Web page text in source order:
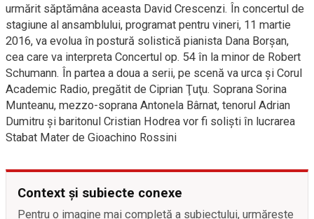
urmărit săptămâna aceasta David Crescenzi. În concertul de
stagiune al ansamblului, programat pentru vineri, 11 martie
2016, va evolua în postură solistică pianista Dana Borşan,
cea care va interpreta Concertul op. 54 în la minor de Robert
Schumann. În partea a doua a serii, pe scenă va urca şi Corul
Academic Radio, pregătit de Ciprian Ţuţu. Soprana Sorina
Munteanu, mezzo-soprana Antonela Bârnat, tenorul Adrian
Dumitru şi baritonul Cristian Hodrea vor fi solişti în lucrarea
Stabat Mater de Gioachino Rossini
Context și subiecte conexe
Pentru o imagine mai completă a subiectului, urmărește